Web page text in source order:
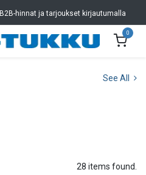
B2B-hinnat ja tarjoukset kirjautumalla
0
See All
28 items found.